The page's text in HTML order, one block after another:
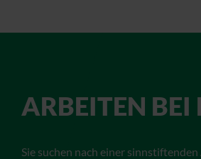
ARBEITEN BEI
Sie suchen nach einer